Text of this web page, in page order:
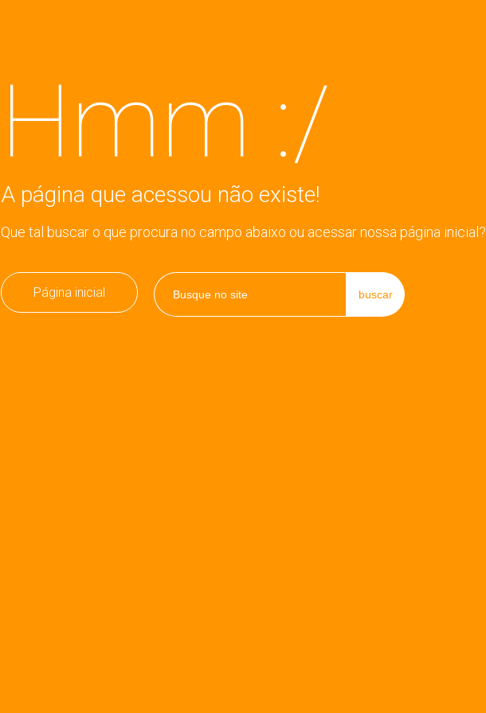
Hmm :/
A página que acessou não existe!
Que tal buscar o que procura no campo abaixo ou acessar nossa página inicial?
Página inicial